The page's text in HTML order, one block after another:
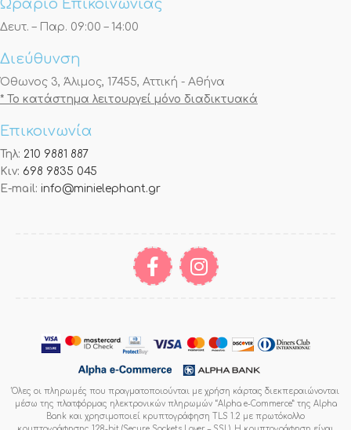
Ωράριο Επικοινωνίας
Δευτ. – Παρ. 09:00 – 14:00
Διεύθυνση
Όθωνος 3, Άλιμος, 17455, Αττική - Αθήνα
* Το κατάστημα λειτουργεί μόνο διαδικτυακά
Επικοινωνία
Τηλ: 210 9881 887
Κιν: 698 9835 045
E-mail: info@minielephant.gr
Όλες οι πληρωμές που πραγματοποιούνται με χρήση κάρτας διεκπεραιώνονται
μέσω της πλατφόρμας ηλεκτρονικών πληρωμών “Alpha e-Commerce” της Alpha
Bank και χρησιμοποιεί κρυπτογράφηση TLS 1.2 με πρωτόκολλο